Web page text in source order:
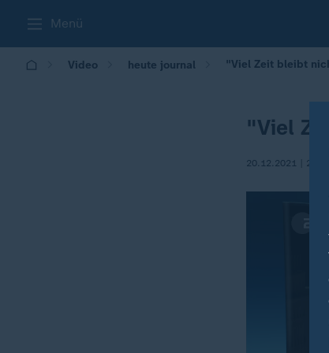
Menü
Video heute journal "Viel Zeit bleibt
"Viel
20.12.2021 | 21:45